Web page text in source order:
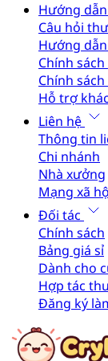
Hướng dẫn
Câu hỏi
Hướng
Chính
Chính
Hỗ trợ
Liên hệ
Thông tin
Chi nhánh
Nhà xưởng
Mạng xã
Đối tác
Chính sách
Bảng giá sỉ
Dành cho
Hợp tác
Đăng ký